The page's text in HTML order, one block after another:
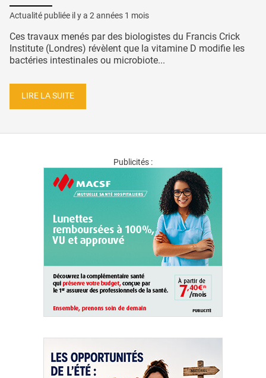
Actualité publiée il y a 2 années 1 mois
Ces travaux menés par des biologistes du Francis Crick
Institute (Londres) révèlent que la vitamine D modifie les
bactéries intestinales ou microbiote...
LIRE LA SUITE
Publicités :